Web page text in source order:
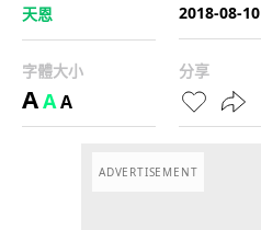
天恩
2018-08-10
字體大小
AAA
分享
ADVERTISEMENT